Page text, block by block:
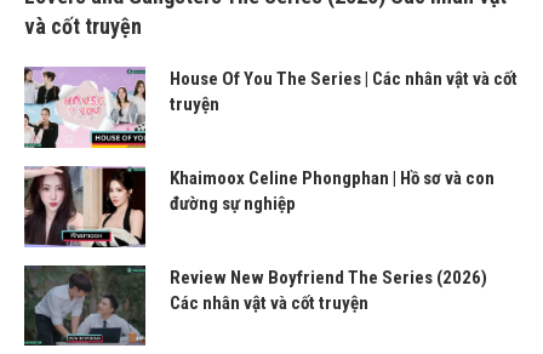
và cốt truyện
House Of You The Series | Các nhân vật và cốt
truyện
Khaimoox Celine Phongphan | Hồ sơ và con
đường sự nghiệp
Review New Boyfriend The Series (2026)
Các nhân vật và cốt truyện